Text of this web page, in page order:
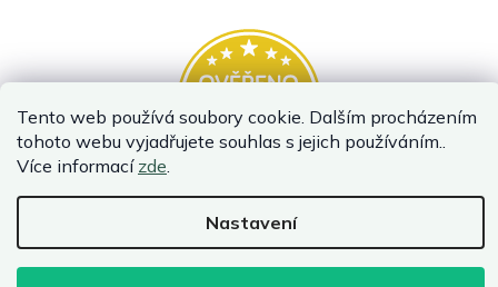
Tento web používá soubory cookie. Dalším procházením
tohoto webu vyjadřujete souhlas s jejich používáním..
Více informací zde.
Nastavení
Vytvořil Shoptet